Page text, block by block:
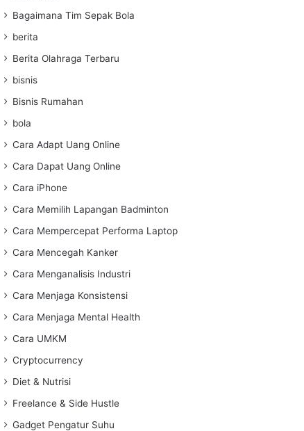
Bagaimana Tim Sepak Bola
berita
Berita Olahraga Terbaru
bisnis
Bisnis Rumahan
bola
Cara Adapt Uang Online
Cara Dapat Uang Online
Cara iPhone
Cara Memilih Lapangan Badminton
Cara Mempercepat Performa Laptop
Cara Mencegah Kanker
Cara Menganalisis Industri
Cara Menjaga Konsistensi
Cara Menjaga Mental Health
Cara UMKM
Cryptocurrency
Diet & Nutrisi
Freelance & Side Hustle
Gadget Pengatur Suhu